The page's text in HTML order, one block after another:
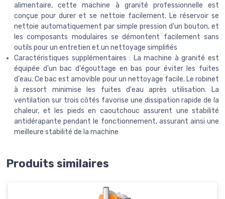
alimentaire, cette machine à granité professionnelle est
conçue pour durer et se nettoie facilement. Le réservoir se
nettoie automatiquement par simple pression d'un bouton, et
les composants modulaires se démontent facilement sans
outils pour un entretien et un nettoyage simplifiés
Caractéristiques supplémentaires : La machine à granité est
équipée d'un bac d'égouttage en bas pour éviter les fuites
d'eau. Ce bac est amovible pour un nettoyage facile. Le robinet
à ressort minimise les fuites d'eau après utilisation. La
ventilation sur trois côtés favorise une dissipation rapide de la
chaleur, et les pieds en caoutchouc assurent une stabilité
antidérapante pendant le fonctionnement, assurant ainsi une
meilleure stabilité de la machine
Produits similaires